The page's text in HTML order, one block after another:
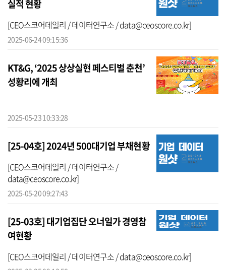
실적 현황
[CEO스코어데일리 / 데이터연구소 / data@ceoscore.co.kr]
2025-06-24 09:15:36
KT&G, ‘2025 상상실현 페스티벌 춘천’
성황리에 개최
2025-05-23 10:33:28
[25-04호] 2024년 500대기업 부채현황
[CEO스코어데일리 / 데이터연구소 /
data@ceoscore.co.kr]
2025-05-20 09:27:43
[25-03호] 대기업집단 오너일가 경영참
여현황
[CEO스코어데일리 / 데이터연구소 / data@ceoscore.co.kr]